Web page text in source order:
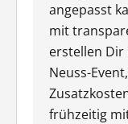
angepasst
mit
erstellen Dir
Neuss-
frühzeitig